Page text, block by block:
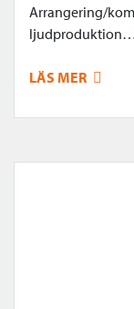
Arrangering/
LÄS MER